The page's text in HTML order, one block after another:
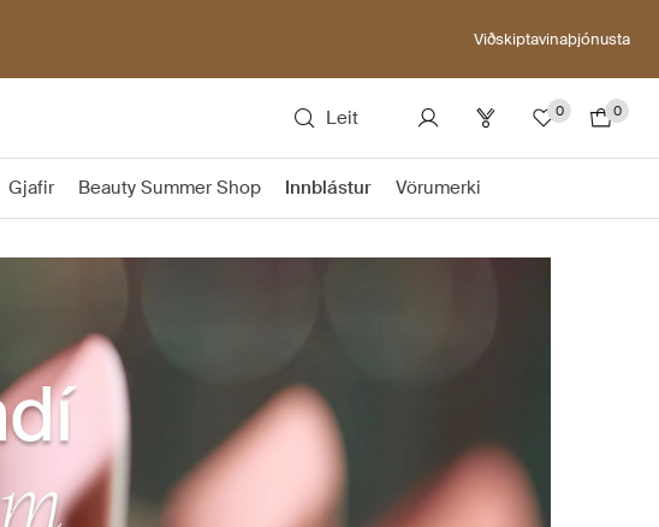
Viðskiptavinaþjónusta
Leit 0 0
Gjafir Beauty Summer Shop Innblástur Vörumerki